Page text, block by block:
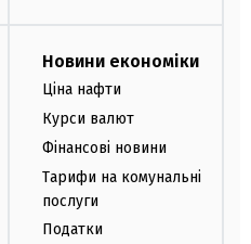
Новини економіки
Ціна нафти
Курси валют
Фінансові новини
Тарифи на комунальні
послуги
Податки